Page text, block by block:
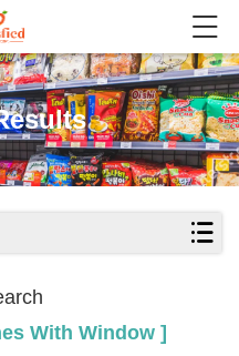
With Window ]